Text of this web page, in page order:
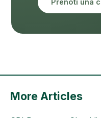
More Articles